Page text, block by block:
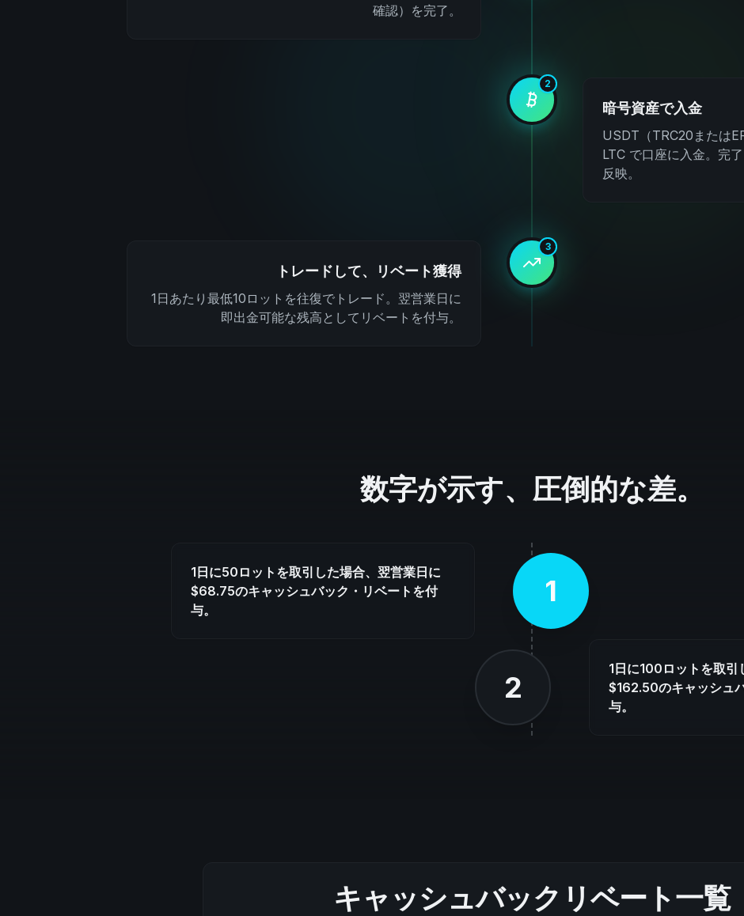
確認）を完了。
暗号資産で入金
USDT（TRC20または
LTC で口座に入金。完
反映。
2
トレードして、リベート獲得
1日あたり最低10ロットを往復でトレード。翌営業日に
即出金可能な残高としてリベートを付与。
3
数字が示す、圧倒的な差。
1日に50ロットを取引した場合、翌営業日に
$68.75のキャッシュバック・リベートを付
与。
1
1日に100ロットを取引
$162.50のキャッシュ
与。
2
キャッシュバックリベート一覧